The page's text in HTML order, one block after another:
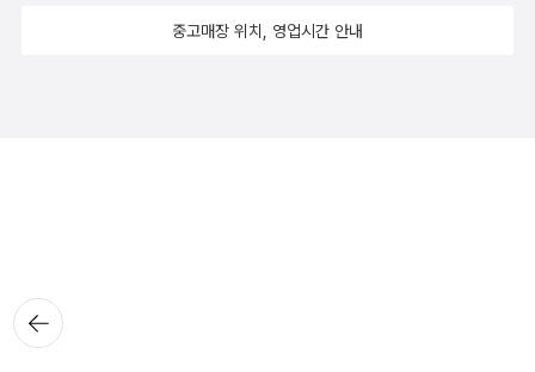
뒤로가
기
중고매장 위치, 영업시간 안내